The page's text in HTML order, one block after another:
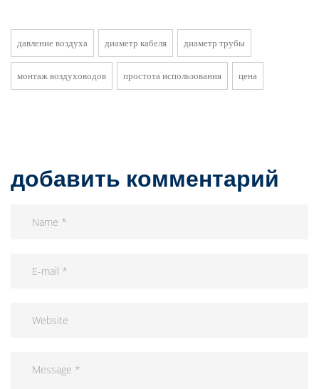
давление воздуха диаметр кабеля диаметр трубы
монтаж воздуховодов простота использования цена
добавить комментарий